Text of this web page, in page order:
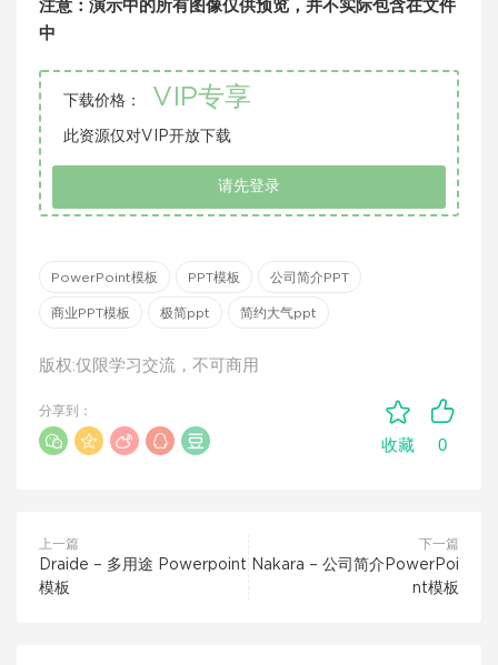
注意：演示中的所有图像仅供预览，并不实际包含在文件
中
下载价格： VIP专享
此资源仅对VIP开放下载
请先登录
PowerPoint模板 PPT模板 公司简介PPT
商业PPT模板 极简ppt 简约大气ppt
版权:仅限学习交流，不可商用
收藏 0
分享到：
上一篇
Draide – 多用途 Powerpoint
模板
下一篇
Nakara – 公司简介PowerPoi
nt模板